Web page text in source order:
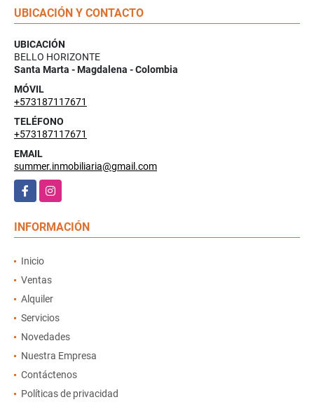
UBICACIÓN Y CONTACTO
UBICACIÓN
BELLO HORIZONTE
Santa Marta - Magdalena - Colombia
MÓVIL
+573187117671
TELÉFONO
+573187117671
EMAIL
summer.inmobiliaria@gmail.com
FacebookInstagram
INFORMACIÓN
Inicio
Ventas
Alquiler
Servicios
Novedades
Nuestra Empresa
Contáctenos
Políticas de privacidad